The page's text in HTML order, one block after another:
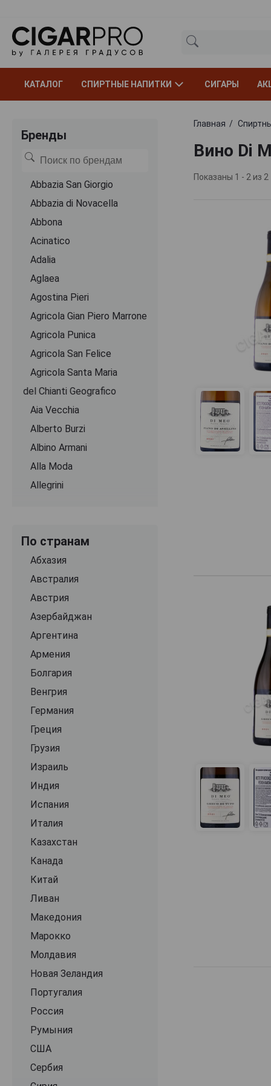
КАТАЛОГ СПИРТНЫЕ НАПИТКИ СИГАРЫ
Бренды
Abbazia San Giorgio
Abbazia di Novacella
Abbona
Acinatico
Adalia
Aglaea
Agostina Pieri
Agricola Gian Piero Marrone
Agricola Punica
Agricola San Felice
Agricola Santa Maria
Agricoltori del Chianti Geografico
Aia Vecchia
Alberto Burzi
Albino Armani
Alla Moda
Allegrini
Alta Mora
Altura Vigneto
Ambrogio e Giovanni Folonari
Amoruccio
Ampeleia
Ampio
Ancarani
Andrea Felici
Angelo Rocca е Figli
Anno Domini
Anselmi
Antiche Terre Venete
Antichi Vigneti di Cantalupo
Antico Italiano
Antinori
Antonelli
Antonio Caggiano
Antonutti
Ar. Pe. Pe.
Ar.Pe.Pe.
Araldica Castelvero
Argentiera
Argiano
Argiolas
Aristocratico
Arnaldo Caprai
Ascheri
Astrale
Avignonesi
По странам
Абхазия
Австралия
Австрия
Азербайджан
Аргентина
Армения
Болгария
Венгрия
Германия
Греция
Грузия
Израиль
Индия
Испания
Италия
Казахстан
Канада
Китай
Ливан
Македония
Марокко
Молдавия
Новая Зеландия
Португалия
Россия
Румыния
США
Сербия
Главная
Вино Di
Показаны 1 - 2 из 2